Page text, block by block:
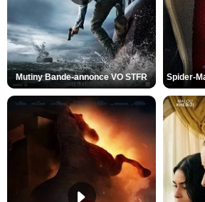
Mutiny Bande-annonce VO STFR